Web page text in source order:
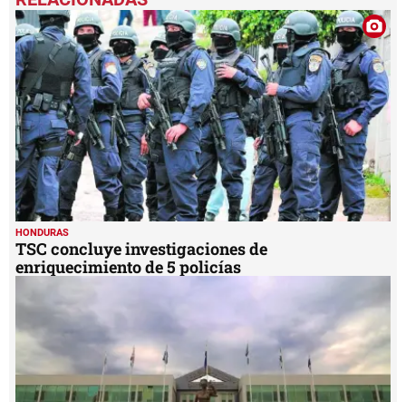
of
3
minutes,
54
seconds
HONDURAS
TSC concluye investigaciones de
enriquecimiento de 5 policías